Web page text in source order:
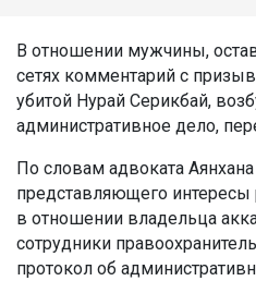
В отношении мужчины,
сетях комментарий с
убитой Нурай Серикбай,
административное дело,
По словам адвоката
представляющего
в отношении владельца
сотрудники
протокол об